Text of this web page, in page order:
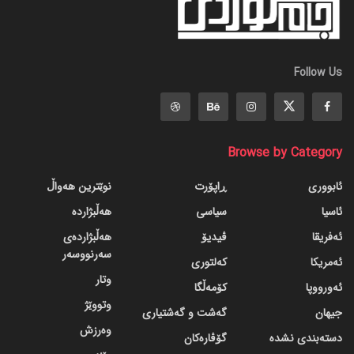
Follow Us
Browse by Category
ئابووری
ئاسیا
ئەفریقا
ئەمریکا
ئەورووپا
جیهان
دسته‌بندی نشده
ڕاپۆرت
سیاسی
ڤیدیۆ
کەلتوری
کۆمەڵگا
گه‌شت و گه‌شتیاری
گۆڤاره‌کان
نوێترین هەواڵ
هەڵبژاردە
هەڵبژاردەی
سەرنووسەر
وتار
وتووێژ
وەرزش